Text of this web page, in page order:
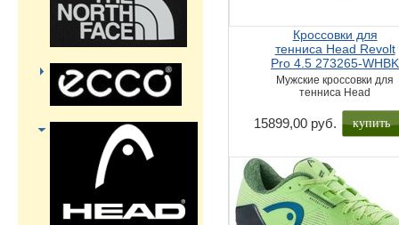
Кроссовки для
тенниса Head Revolt
Pro 4.5 273265-WHBK
Мужские кроссовки для
тенниса Head
15899,00 руб. купить